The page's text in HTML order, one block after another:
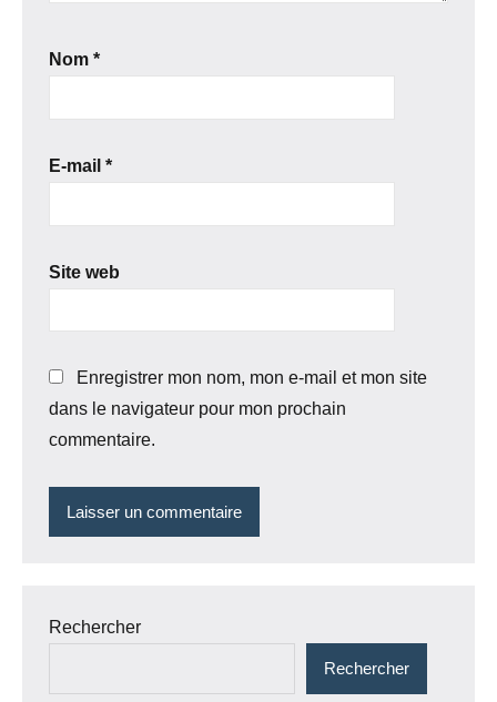
Nom *
E-mail *
Site web
Enregistrer mon nom, mon e-mail et mon site
dans le navigateur pour mon prochain
commentaire.
Rechercher
Rechercher